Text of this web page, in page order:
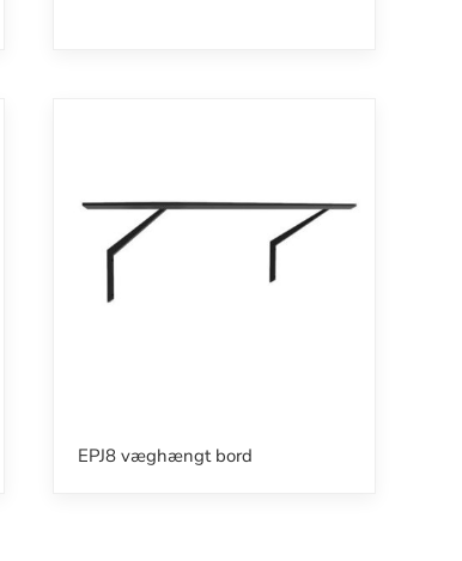
EPJ8 væghængt bord